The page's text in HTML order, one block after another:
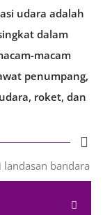
udara adalah
dalam
macam
penumpang,
roket, dan